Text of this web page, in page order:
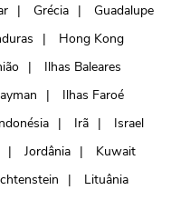
Grécia
Guadalupe
Hong Kong
Ilhas Baleares
Ilhas Faroé
Irã
Israel
Jordânia
Kuwait
Lituânia